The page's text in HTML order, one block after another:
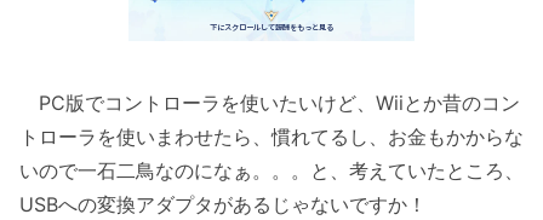
PC版でコントローラを使いたいけど、Wiiとか昔のコン
トローラを使いまわせたら、慣れてるし、お金もかからな
いので一石二鳥なのになぁ。。。と、考えていたところ、
USBへの変換アダプタがあるじゃないですか！